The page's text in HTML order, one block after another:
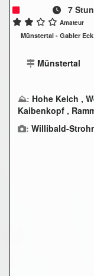
7
Amateur
Münstertal - Gabler
Münstertal
⛰: Hohe Kelch ,
Kaibenkopf ,
: Willibald-